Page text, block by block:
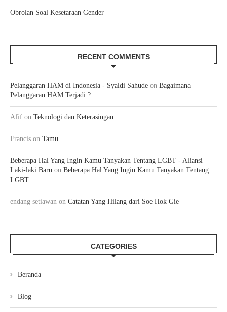
Obrolan Soal Kesetaraan Gender
RECENT COMMENTS
Pelanggaran HAM di Indonesia - Syaldi Sahude on Bagaimana
Pelanggaran HAM Terjadi ?
Afif on Teknologi dan Keterasingan
Francis on Tamu
Beberapa Hal Yang Ingin Kamu Tanyakan Tentang LGBT - Aliansi
Laki-laki Baru on Beberapa Hal Yang Ingin Kamu Tanyakan Tentang
LGBT
endang setiawan on Catatan Yang Hilang dari Soe Hok Gie
CATEGORIES
Beranda
Blog